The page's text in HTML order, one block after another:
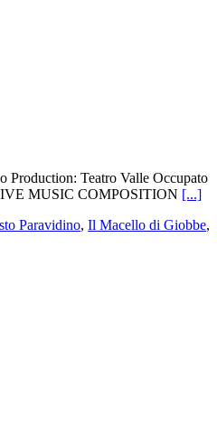
Production: Teatro Valle Occupato
MUSIC COMPOSITION [...]
Paravidino, Il Macello di Giobbe,